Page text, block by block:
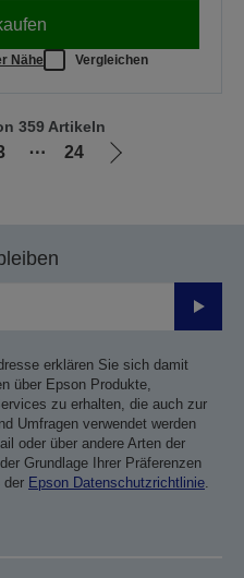
Nähe Vergleichen
⋯ 24
Zur
359 Artikeln
erklären Sie sich damit
über Epson Produkte,
zu erhalten, die auch zur
Umfragen verwendet werden
oder über andere Arten der
Grundlage Ihrer Präferenzen
der Epson Datenschutzrichtlinie.